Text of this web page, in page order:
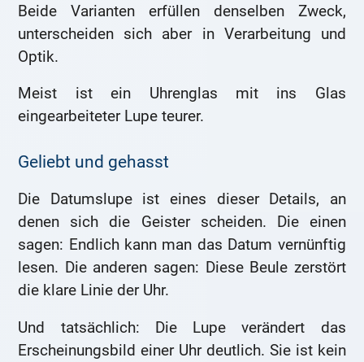
Beide Varianten erfüllen denselben Zweck,
unterscheiden sich aber in Verarbeitung und
Optik.
Meist ist ein Uhrenglas mit ins Glas
eingearbeiteter Lupe teurer.
Geliebt und gehasst
Die Datumslupe ist eines dieser Details, an
denen sich die Geister scheiden. Die einen
sagen: Endlich kann man das Datum vernünftig
lesen. Die anderen sagen: Diese Beule zerstört
die klare Linie der Uhr.
Und tatsächlich: Die Lupe verändert das
Erscheinungsbild einer Uhr deutlich. Sie ist kein